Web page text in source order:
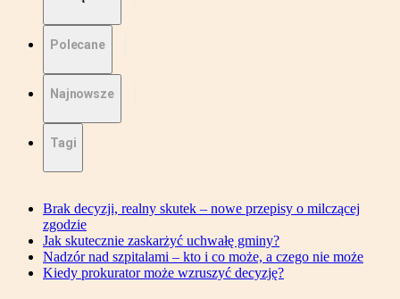
Polecane
Najnowsze
Tagi
Brak decyzji, realny skutek – nowe przepisy o milczącej
zgodzie
Jak skutecznie zaskarżyć uchwałę gminy?
Nadzór nad szpitalami – kto i co może, a czego nie może
Kiedy prokurator może wzruszyć decyzję?